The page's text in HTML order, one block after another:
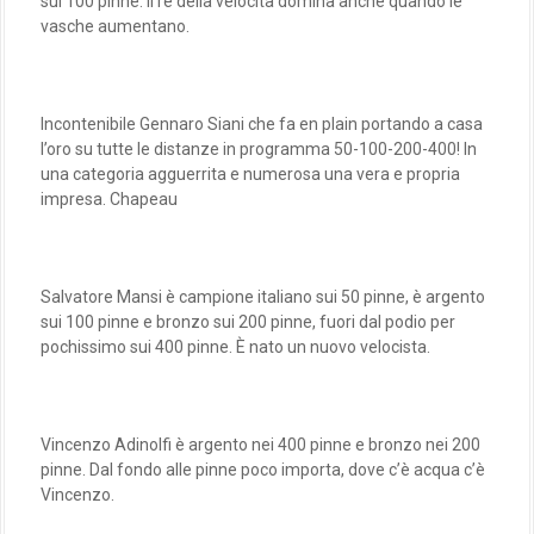
vasche aumentano.
Incontenibile Gennaro Siani che fa en plain portando a casa
l’oro su tutte le distanze in programma 50-100-200-400! In
una categoria agguerrita e numerosa una vera e propria
impresa. Chapeau
Salvatore Mansi è campione italiano sui 50 pinne, è argento
sui 100 pinne e bronzo sui 200 pinne, fuori dal podio per
pochissimo sui 400 pinne. È nato un nuovo velocista.
Vincenzo Adinolfi è argento nei 400 pinne e bronzo nei 200
pinne. Dal fondo alle pinne poco importa, dove c’è acqua c’è
Vincenzo.